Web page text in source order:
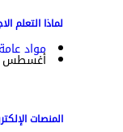
لماذا التعلم
مواد عامة
أغسطس 6, 2020
المنصات